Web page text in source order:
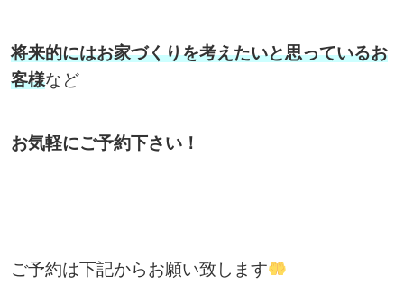
将来的にはお家づくりを考えたいと思っているお
客様など
お気軽にご予約下さい！
ご予約は下記からお願い致します